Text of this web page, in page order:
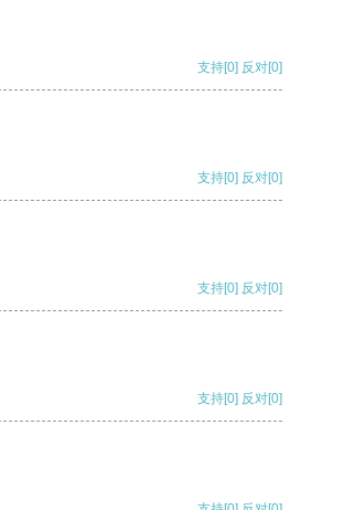
支持[0] 反对[0]
支持[0] 反对[0]
支持[0] 反对[0]
支持[0] 反对[0]